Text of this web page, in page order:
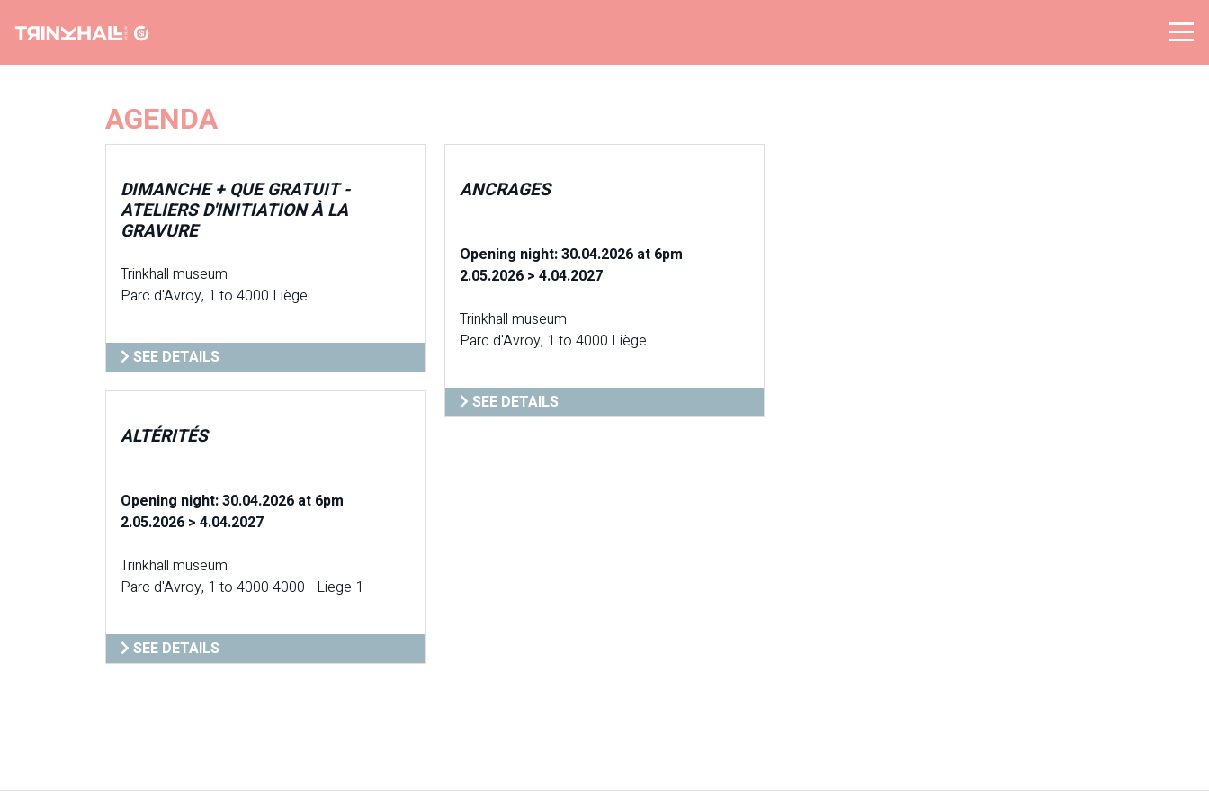
AGENDA
DIMANCHE + QUE GRATUIT -
ATELIERS D'INITIATION À LA
GRAVURE
Trinkhall museum
Parc d'Avroy, 1 to 4000 Liège
SEE DETAILS
ALTÉRITÉS
Opening night: 30.04.2026 at 6pm
2.05.2026 > 4.04.2027
Trinkhall museum
Parc d'Avroy, 1 to 4000 4000 - Liege 1
SEE DETAILS
ANCRAGES
Opening night: 30.04.2026 at 6pm
2.05.2026 > 4.04.2027
Trinkhall museum
Parc d'Avroy, 1 to 4000 Liège
SEE DETAILS